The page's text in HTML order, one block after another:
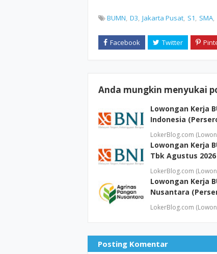
BUMN D3 Jakarta Pusat S1 SMA
Anda mungkin menyukai
Lowongan Kerja
Indonesia
LokerBlog.com
Lowongan Kerja
Tbk Agustus 2026
LokerBlog.com
Lowongan Kerja
Nusantara
LokerBlog.com
Posting Komentar